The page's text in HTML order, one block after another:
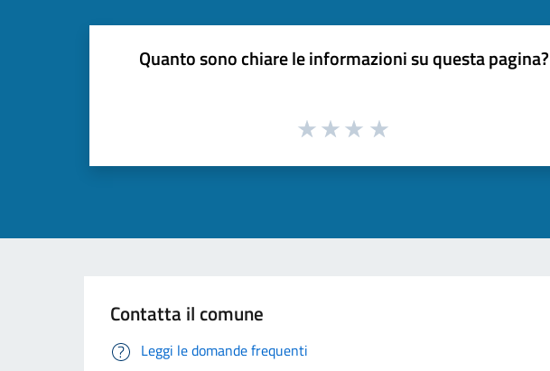
Quanto sono chiare le informazioni su questa pagina?
Contatta il comune
Leggi le domande frequenti